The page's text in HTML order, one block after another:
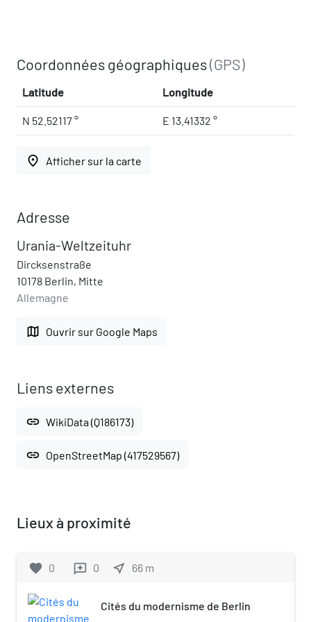
Coordonnées géographiques(GPS)
Latitude Longitude
N 52.52117 ° E 13.41332 °
place Afficher sur la carte
Adresse
Urania-Weltzeituhr
Dircksenstraße
10178 Berlin, Mitte
Allemagne
map Ouvrir sur Google Maps
Liens externes
link WikiData (Q186173)
link OpenStreetMap (417529567)
Lieux à proximité
favorite 0 reviews 0 near_me 66 m
Cités du modernisme de Berlin